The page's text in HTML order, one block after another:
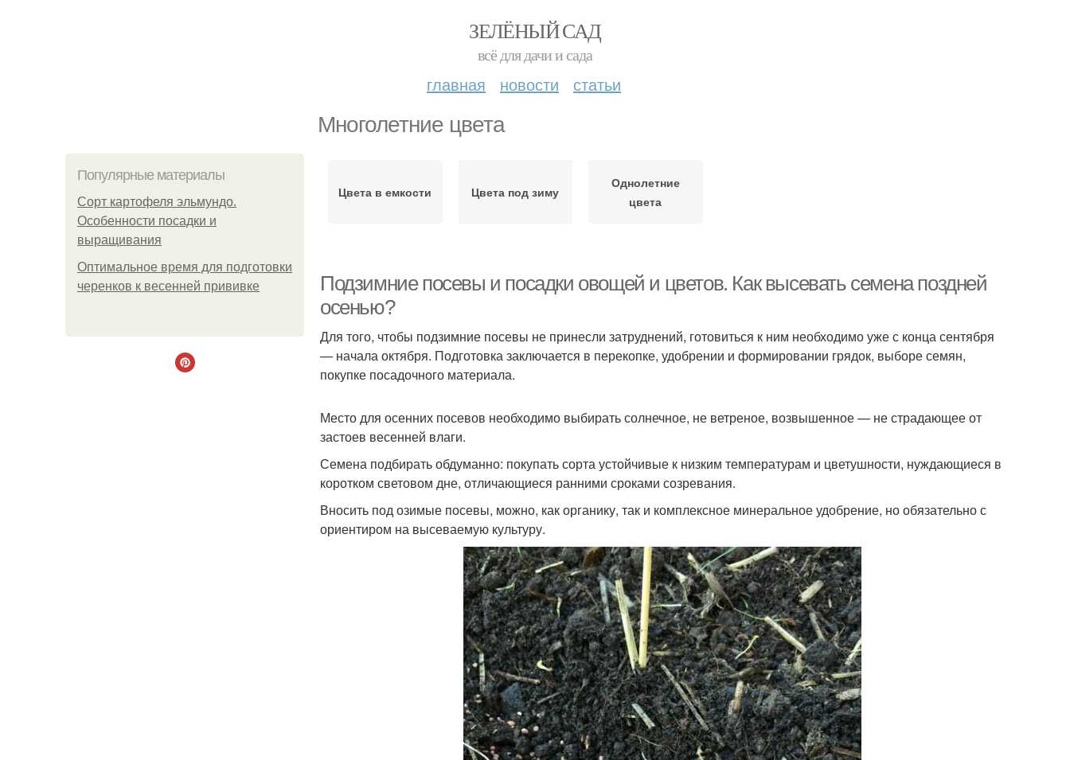
ЗЕЛЁНЫЙ САД
всё для дачи и сада
главная новости статьи
Многолетние цвета
Популярные материалы
Сорт картофеля эльмундо.
Особенности посадки и
выращивания
Оптимальное время для подготовки
черенков к весенней прививке
Цвета в емкости Цвета под зиму
Однолетние
цвета
Подзимние посевы и посадки овощей и цветов. Как высевать семена поздней
осенью?
Для того, чтобы подзимние посевы не принесли затруднений, готовиться к ним необходимо уже с конца сентября
— начала октября. Подготовка заключается в перекопке, удобрении и формировании грядок, выборе семян,
покупке посадочного материала.
Место для осенних посевов необходимо выбирать солнечное, не ветреное, возвышенное — не страдающее от
застоев весенней влаги.
Семена подбирать обдуманно: покупать сорта устойчивые к низким температурам и цветушности, нуждающиеся в
коротком световом дне, отличающиеся ранними сроками созревания.
Вносить под озимые посевы, можно, как органику, так и комплексное минеральное удобрение, но обязательно с
ориентиром на высеваемую культуру.